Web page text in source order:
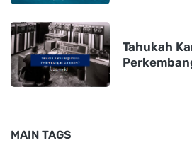
Tahukah
MAIN TAGS